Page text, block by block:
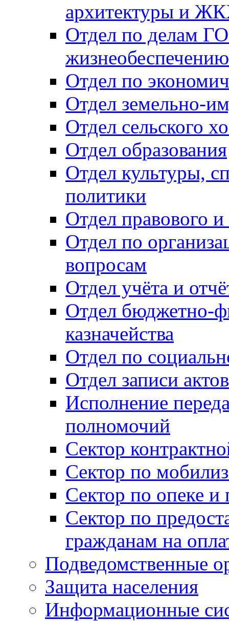
архитектуры и
Отдел по делам
Отдел по
Отдел земельно-
Отдел сельского
Отдел образования
Отдел культуры,
политики
Отдел правового
Отдел по
вопросам
Отдел учёта и
Отдел бюджетно-
казначейства
Отдел по
Отдел записи
Исполнение
полномочий
Сектор
Сектор по
Сектор по опеке и
Сектор по
гражданам на
Подведомственные
Защита населения
Информационные